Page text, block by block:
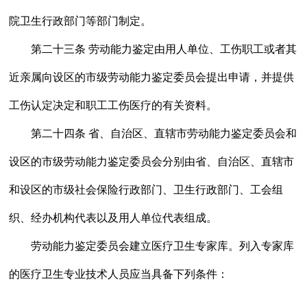
院卫生行政部门等部门制定。
第二十三条 劳动能力鉴定由用人单位、工伤职工或者其
近亲属向设区的市级劳动能力鉴定委员会提出申请，并提供
工伤认定决定和职工工伤医疗的有关资料。
第二十四条 省、自治区、直辖市劳动能力鉴定委员会和
设区的市级劳动能力鉴定委员会分别由省、自治区、直辖市
和设区的市级社会保险行政部门、卫生行政部门、工会组
织、经办机构代表以及用人单位代表组成。
劳动能力鉴定委员会建立医疗卫生专家库。列入专家库
的医疗卫生专业技术人员应当具备下列条件：